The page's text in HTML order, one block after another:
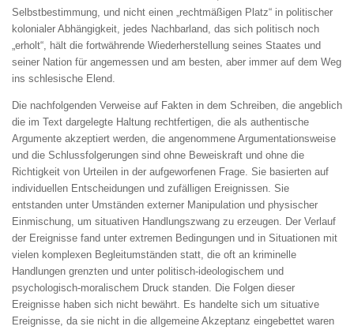
Selbstbestimmung, und nicht einen „rechtmäßigen Platz“ in politischer
kolonialer Abhängigkeit, jedes Nachbarland, das sich politisch noch
„erholt“, hält die fortwährende Wiederherstellung seines Staates und
seiner Nation für angemessen und am besten, aber immer auf dem Weg
ins schlesische Elend.
Die nachfolgenden Verweise auf Fakten in dem Schreiben, die angeblich
die im Text dargelegte Haltung rechtfertigen, die als authentische
Argumente akzeptiert werden, die angenommene Argumentationsweise
und die Schlussfolgerungen sind ohne Beweiskraft und ohne die
Richtigkeit von Urteilen in der aufgeworfenen Frage. Sie basierten auf
individuellen Entscheidungen und zufälligen Ereignissen. Sie
entstanden unter Umständen externer Manipulation und physischer
Einmischung, um situativen Handlungszwang zu erzeugen. Der Verlauf
der Ereignisse fand unter extremen Bedingungen und in Situationen mit
vielen komplexen Begleitumständen statt, die oft an kriminelle
Handlungen grenzten und unter politisch-ideologischem und
psychologisch-moralischem Druck standen. Die Folgen dieser
Ereignisse haben sich nicht bewährt. Es handelte sich um situative
Ereignisse, da sie nicht in die allgemeine Akzeptanz eingebettet waren